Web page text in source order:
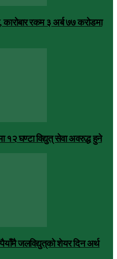
रकम ३ अर्ब ७७ करोडमा
१२ घण्टा विद्युत् सेवा अवरुद्ध हुने
जलविद्युत्‌को शेयर दिन अर्थ